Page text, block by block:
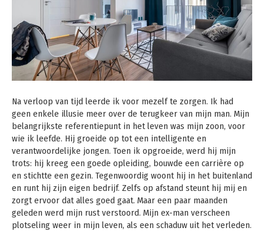
Na verloop van tijd leerde ik voor mezelf te zorgen. Ik had
geen enkele illusie meer over de terugkeer van mijn man. Mijn
belangrijkste referentiepunt in het leven was mijn zoon, voor
wie ik leefde. Hij groeide op tot een intelligente en
verantwoordelijke jongen. Toen ik opgroeide, werd hij mijn
trots: hij kreeg een goede opleiding, bouwde een carrière op
en stichtte een gezin. Tegenwoordig woont hij in het buitenland
en runt hij zijn eigen bedrijf. Zelfs op afstand steunt hij mij en
zorgt ervoor dat alles goed gaat. Maar een paar maanden
geleden werd mijn rust verstoord. Mijn ex-man verscheen
plotseling weer in mijn leven, als een schaduw uit het verleden.